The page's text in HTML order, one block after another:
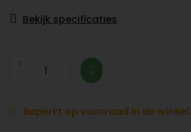
Bekijk specificaties
Beperkt op voorraad in de winkel.